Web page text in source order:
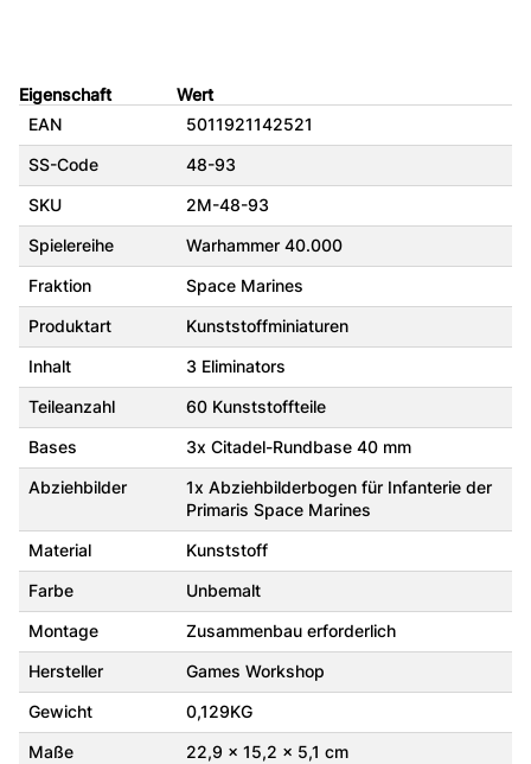
Eigenschaft
Wert
EAN
5011921142521
SS-Code 48-93
SKU 2M-48-93
Spielereihe Warhammer 40.000
Fraktion Space Marines
Produktart Kunststoffminiaturen
Inhalt 3 Eliminators
Teileanzahl 60 Kunststoffteile
Bases 3x Citadel-Rundbase 40 mm
Abziehbilder
1x Abziehbilderbogen für Infanterie der
Primaris Space Marines
Material Kunststoff
Farbe Unbemalt
Montage Zusammenbau erforderlich
Hersteller Games Workshop
Gewicht 0,129KG
Maße 22,9 x 15,2 x 5,1 cm